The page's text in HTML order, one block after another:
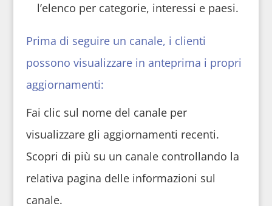
l’elenco per categorie, interessi e paesi.
Prima di seguire un canale, i clienti
possono visualizzare in anteprima i propri
aggiornamenti:
Fai clic sul nome del canale per
visualizzare gli aggiornamenti recenti.
Scopri di più su un canale controllando la
relativa pagina delle informazioni sul
canale.